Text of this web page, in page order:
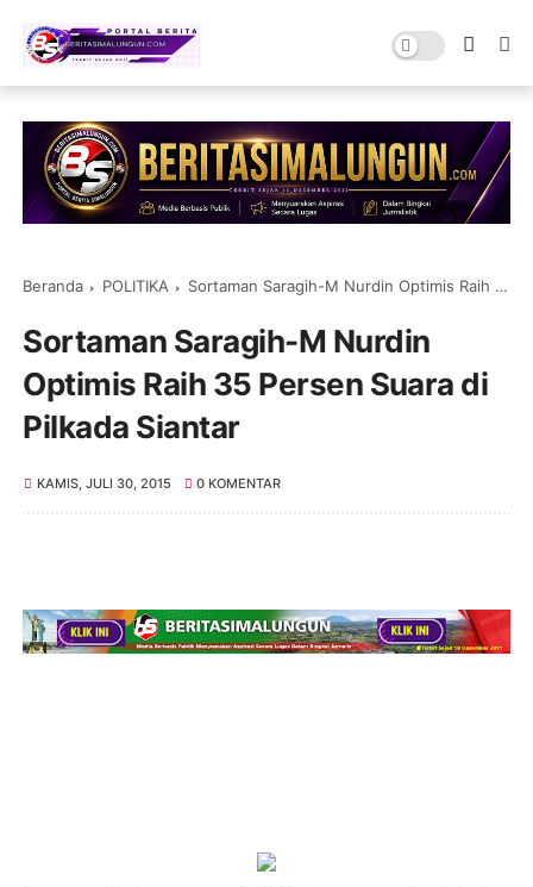
Beranda POLITIKA Sortaman Saragih-M Nurdin Optimis Raih 35 Persen Suara di Pilkada Siantar
Sortaman Saragih-M Nurdin
Optimis Raih 35 Persen Suara di
Pilkada Siantar
KAMIS, JULI 30, 2015 0 KOMENTAR